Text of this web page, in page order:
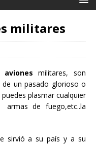
militares
militares, son
un pasado glorioso o
plasmar cualquier
de fuego,etc..la
sirvió a su país y a su